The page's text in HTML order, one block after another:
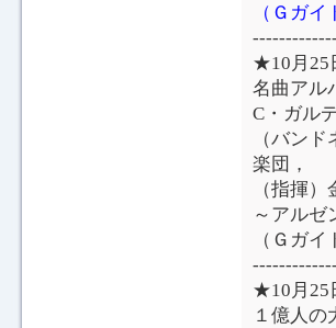
（Ｇガイ
★10月25
名曲アル
C・ガル
（バン
楽団，
（指揮）
～アルゼ
（Ｇガイ
★10月25
１億人の